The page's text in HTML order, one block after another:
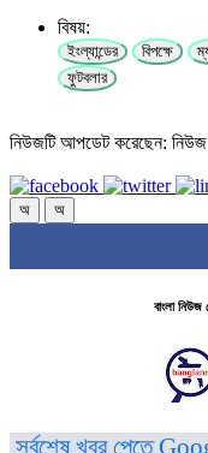
বিষয়:
ইংল্যান্ডের বিপক্ষে
ফুটবলার
নিউজটি আপডেট করেছেন:
অ অ
বাংলা নিউজ
সর্বশেষ খবর পেতে